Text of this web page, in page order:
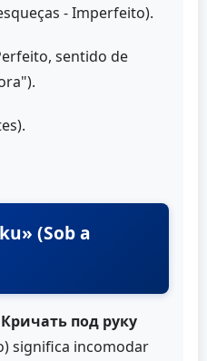
- Imperfeito).
sentido de
(Sob a
Кричать под руку
significa incomodar